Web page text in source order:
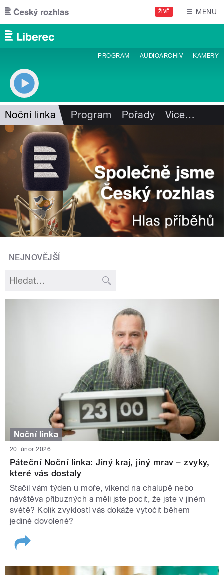
Přejít k hlavnímu obsahu
ŽIVĚ MENU
PROGRAM AUDIOARCHIV KAMERY
Noční linka Program Pořady Více…
NEJNOVĚJŠÍ
Noční linka
20. únor 2026
Páteční Noční linka: Jiný kraj, jiný mrav – zvyky,
které vás dostaly
Stačil vám týden u moře, víkend na chalupě nebo
návštěva příbuzných a měli jste pocit, že jste v jiném
světě? Kolik zvyklostí vás dokáže vytočit během
jediné dovolené?